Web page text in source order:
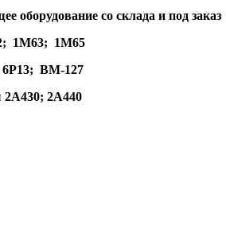
оборудование со склада и под заказ
1М63; 1М65
6Р13; ВМ-127
2А430; 2А440